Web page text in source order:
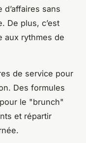
d’affaires sans
De plus, c’est
aux rythmes de
de service pour
Des formules
le "brunch"
et répartir